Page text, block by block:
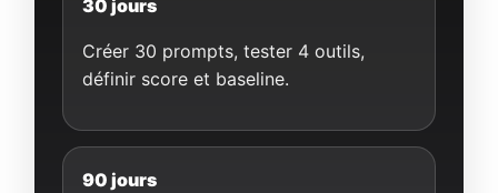
30 jours
Créer 30 prompts, tester 4 outils,
définir score et baseline.
90 jours